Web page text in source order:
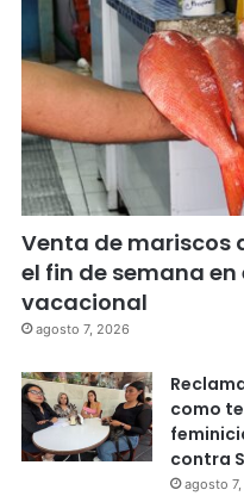
Venta de mariscos
el fin de semana
vacacional
agosto 7, 2026
como
contra
agosto